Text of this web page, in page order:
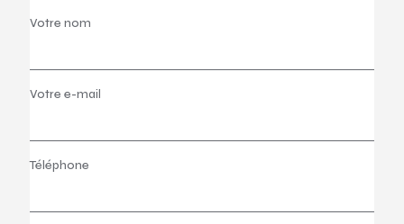
Votre nom
Votre e-mail
Téléphone